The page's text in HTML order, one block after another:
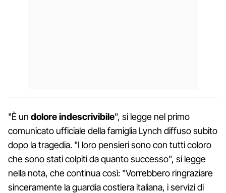
"È un doloreindescrivibile", si legge nel primo
comunicato ufficiale della famiglia Lynch diffuso subito
dopo la tragedia. "I loro pensieri sono con tutti coloro
che sono stati colpiti da quanto successo", si legge
nella nota, che continua così: "Vorrebbero ringraziare
sinceramente la guardia costiera italiana, i servizi di